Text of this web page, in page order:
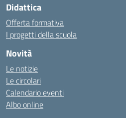
Didattica
Offerta formativa
I progetti della scuola
Novità
Le notizie
Le circolari
Calendario eventi
Albo online